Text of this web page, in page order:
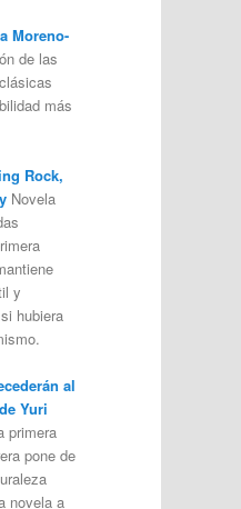
Moreno-
de las
más
Rock,
Novela
y
hubiera
al
Yuri
primera
pone de
novela a